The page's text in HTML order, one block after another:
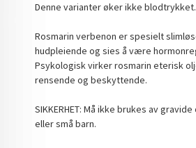
Denne varianter øker ikke blodtrykket.
Rosmarin verbenon er spesielt
hudpleiende og sies å være
Psykologisk virker rosmarin eterisk
rensende og beskyttende.
SIKKERHET: Må ikke brukes av
eller små barn.